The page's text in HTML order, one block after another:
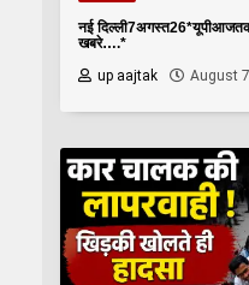
नई
खबरे….*
up aajtak
August